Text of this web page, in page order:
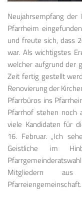
Neujahrsempfang
Pfarrheim
und freute sich, dass
war. Als wichtigstes
welcher aufgrund der
Zeit fertig gestellt
Renovierung der
Pfarrbüros ins
Pfarrhof stehen noch
viele Kandidaten für
16. Februar. „Ich
Geistliche im
Mitgliedern
Pfarreiengemeinschaft.